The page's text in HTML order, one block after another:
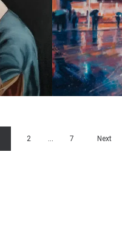
2 … 7 Next